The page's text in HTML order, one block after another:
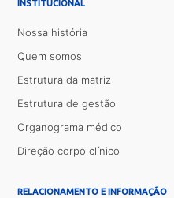
INSTITUCIONAL
Nossa história
Quem somos
Estrutura da matriz
Estrutura de gestão
Organograma médico
Direção corpo clínico
RELACIONAMENTO E INFORMAÇÃO